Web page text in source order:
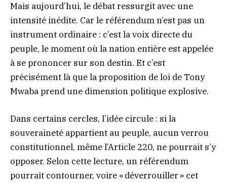
Mais aujourd’hui, le débat ressurgit avec une
intensité inédite. Car le référendum n’est pas un
instrument ordinaire : c’est la voix directe du
peuple, le moment où la nation entière est appelée
à se prononcer sur son destin. Et c’est
précisément là que la proposition de loi de Tony
Mwaba prend une dimension politique explosive.
Dans certains cercles, l’idée circule : si la
souveraineté appartient au peuple, aucun verrou
constitutionnel, même l’Article 220, ne pourrait s’y
opposer. Selon cette lecture, un référendum
pourrait contourner, voire « déverrouiller » cet